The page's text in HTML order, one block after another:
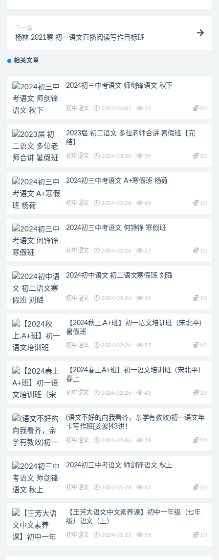
下一篇
杨林 2021寒 初一语文直播阅读写作目标班
相关文章
2024初三中考语文 师剑锋语文 秋下
初中语文 2024-04-01 34 10
2023届 初二语文 多位老师合讲 暑假班【完
结】
初中语文 2024-03-26 59 10
2024初三中考语文 A+寒假班 杨荷
初中语文 2024-02-26 45 10
2024初三中考语文 何铮铮 寒假班
初中语文 2024-02-26 27 10
2024初中语文 初二语文寒假班 刘璐
初中语文 2024-02-26 42 10
【2024秋上.A+班】初一语文培训班（宋北平）
暑假班
初中语文 2024-02-26 52 10
【2024春上A+班】初一语文培训班（宋北平）
春上
初中语文 2024-02-26 43 10
(语文不好的向我看齐，亲学有教效)初一语文年
卡写作班[姜波]43讲！
初中语文 2024-02-06 39 10
2024初三中考语文 师剑锋语文 秋上
初中语文 2024-01-24 42 10
【王芳大语文中文素养课】初中一年级（七年
级）语文（上）
初中语文 2024-01-23 59 10